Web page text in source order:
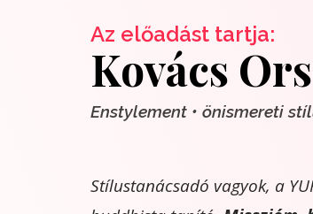
Az előadást tartja:
Kovács
Enstylement • önismereti
Stílustanácsadó vagyok, a